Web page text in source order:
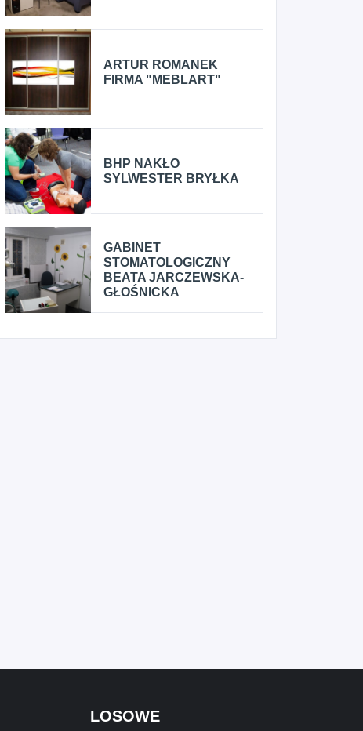
ARTUR ROMANEK
FIRMA "MEBLART"
BHP NAKŁO
SYLWESTER BRYŁKA
GABINET
STOMATOLOGICZNY
BEATA JARCZEWSKA-
GŁOŚNICKA
LOSOWE